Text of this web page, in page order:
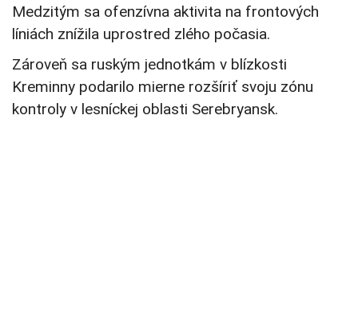
Medzitým sa ofenzívna aktivita na frontových
líniách znížila uprostred zlého počasia.
Zároveň sa ruským jednotkám v blízkosti
Kreminny podarilo mierne rozšíriť svoju zónu
kontroly v lesníckej oblasti Serebryansk.